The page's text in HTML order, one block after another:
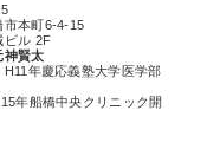
市本町6-4-15
ビル 2F
神賢太
H11年慶応義塾大学医学部
年船橋中央クリニック開